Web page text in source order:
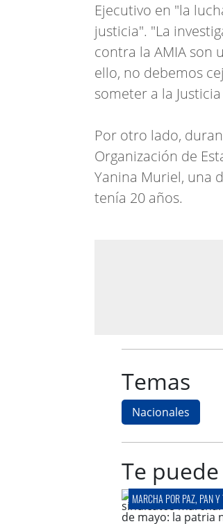
Ejecutivo en "la
justicia". "La
contra la AMIA son
ello, no debemos
someter a la
Por otro lado,
Organización de
Yanina Muriel, una
tenía 20 años.
Temas
Nacionales
Te
MARCHA POR PAZ, PAN Y